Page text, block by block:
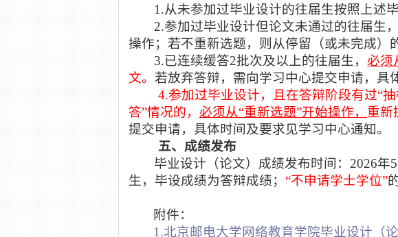
1.从未参加过毕业设计的往届生按照上述
2.参加过毕业设计但论文未通过的往届生
操作；若不重新选题，则从停留（或未完成）
3.已连续缓答2批次及以上的往届生，必须
文。 若放弃答辩，需向学习中心提交申请，具
4.参加过毕业设计，且在答辩阶段有过“
答”情况的， 必须从“重新选题”开始操作， 重新
提交申请，具体时间及要求见学习中心通知。
五、成绩发布
毕业设计（论文）成绩发布时间： 2026年5
生，毕设成绩为答辩成绩； “不申请学士学位”
附件：
1.北京邮电大学网络教育学院毕业设计（